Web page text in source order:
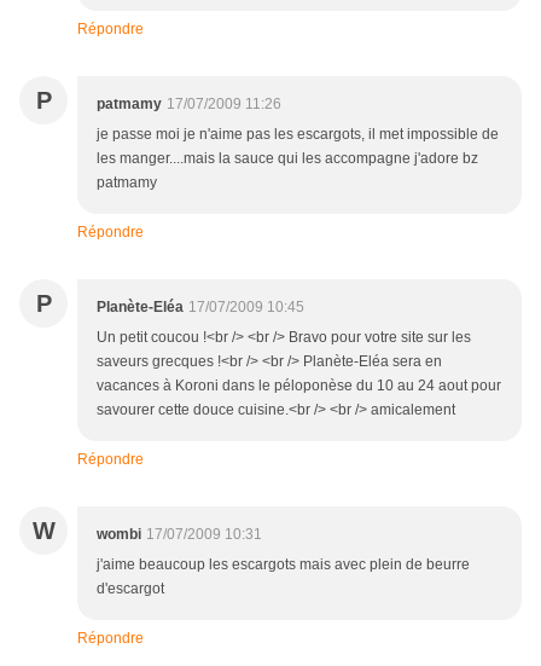
Répondre
P patmamy 17/07/2009 11:26
je passe moi je n'aime pas les escargots, il met impossible de
les manger....mais la sauce qui les accompagne j'adore bz
patmamy
Répondre
P Planète-Eléa 17/07/2009 10:45
Un petit coucou !<br /> <br /> Bravo pour votre site sur les
saveurs grecques !<br /> <br /> Planète-Eléa sera en
vacances à Koroni dans le péloponèse du 10 au 24 aout pour
savourer cette douce cuisine.<br /> <br /> amicalement
Répondre
W wombi 17/07/2009 10:31
j'aime beaucoup les escargots mais avec plein de beurre
d'escargot
Répondre